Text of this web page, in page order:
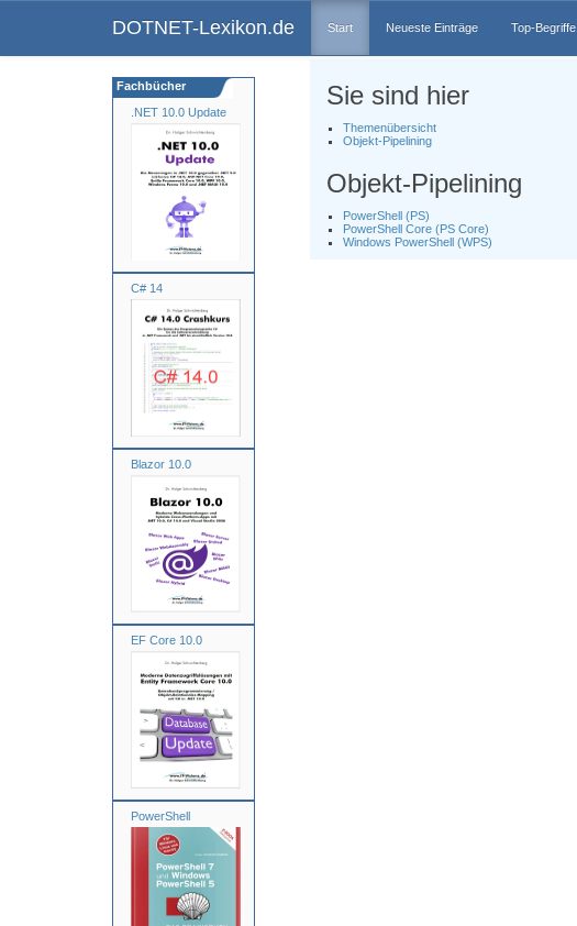
DOTNET-Lexikon.de Start Neueste Einträge Top-Begriffe
.NET 10.0 Update
C# 14
Blazor 10.0
EF Core 10.0
PowerShell
Fachbücher Sie sind hier
Themenübersicht
Objekt-Pipelining
Objekt-Pipelining
PowerShell (PS)
PowerShell Core (PS Core)
Windows PowerShell (WPS)